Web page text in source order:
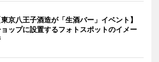
東京八王子酒造が「生酒バー」イベント】
ョップに設置するフォトスポットのイメー